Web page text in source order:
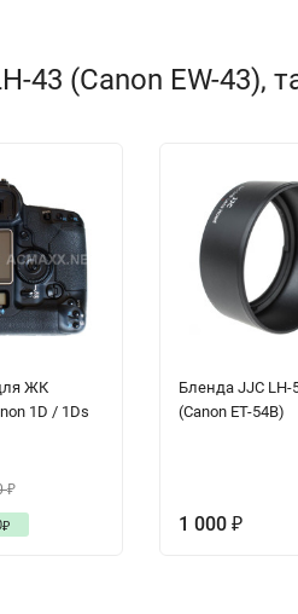
43 (Canon EW-43),
ЖК
1D / 1Ds
₽
₽
Бленда JJC LH-
(Canon ET-54B)
1 000 ₽